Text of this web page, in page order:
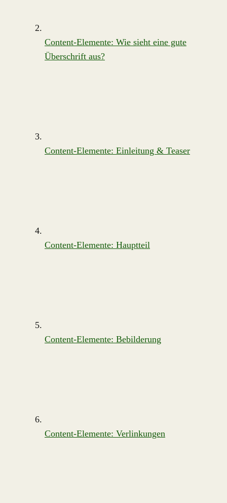
Content-Elemente: Wie sieht eine gute
Überschrift aus?
Content-Elemente: Einleitung & Teaser
Content-Elemente: Hauptteil
Content-Elemente: Bebilderung
Content-Elemente: Verlinkungen